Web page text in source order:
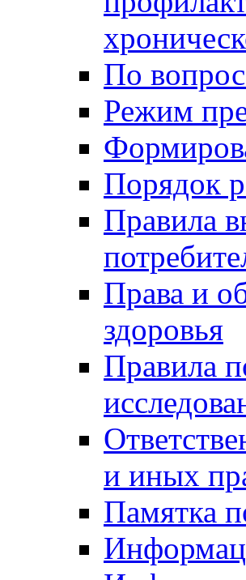
По
Режим
Порядок
Правила
Права и
здоровья
Правила
и иных
Памятка